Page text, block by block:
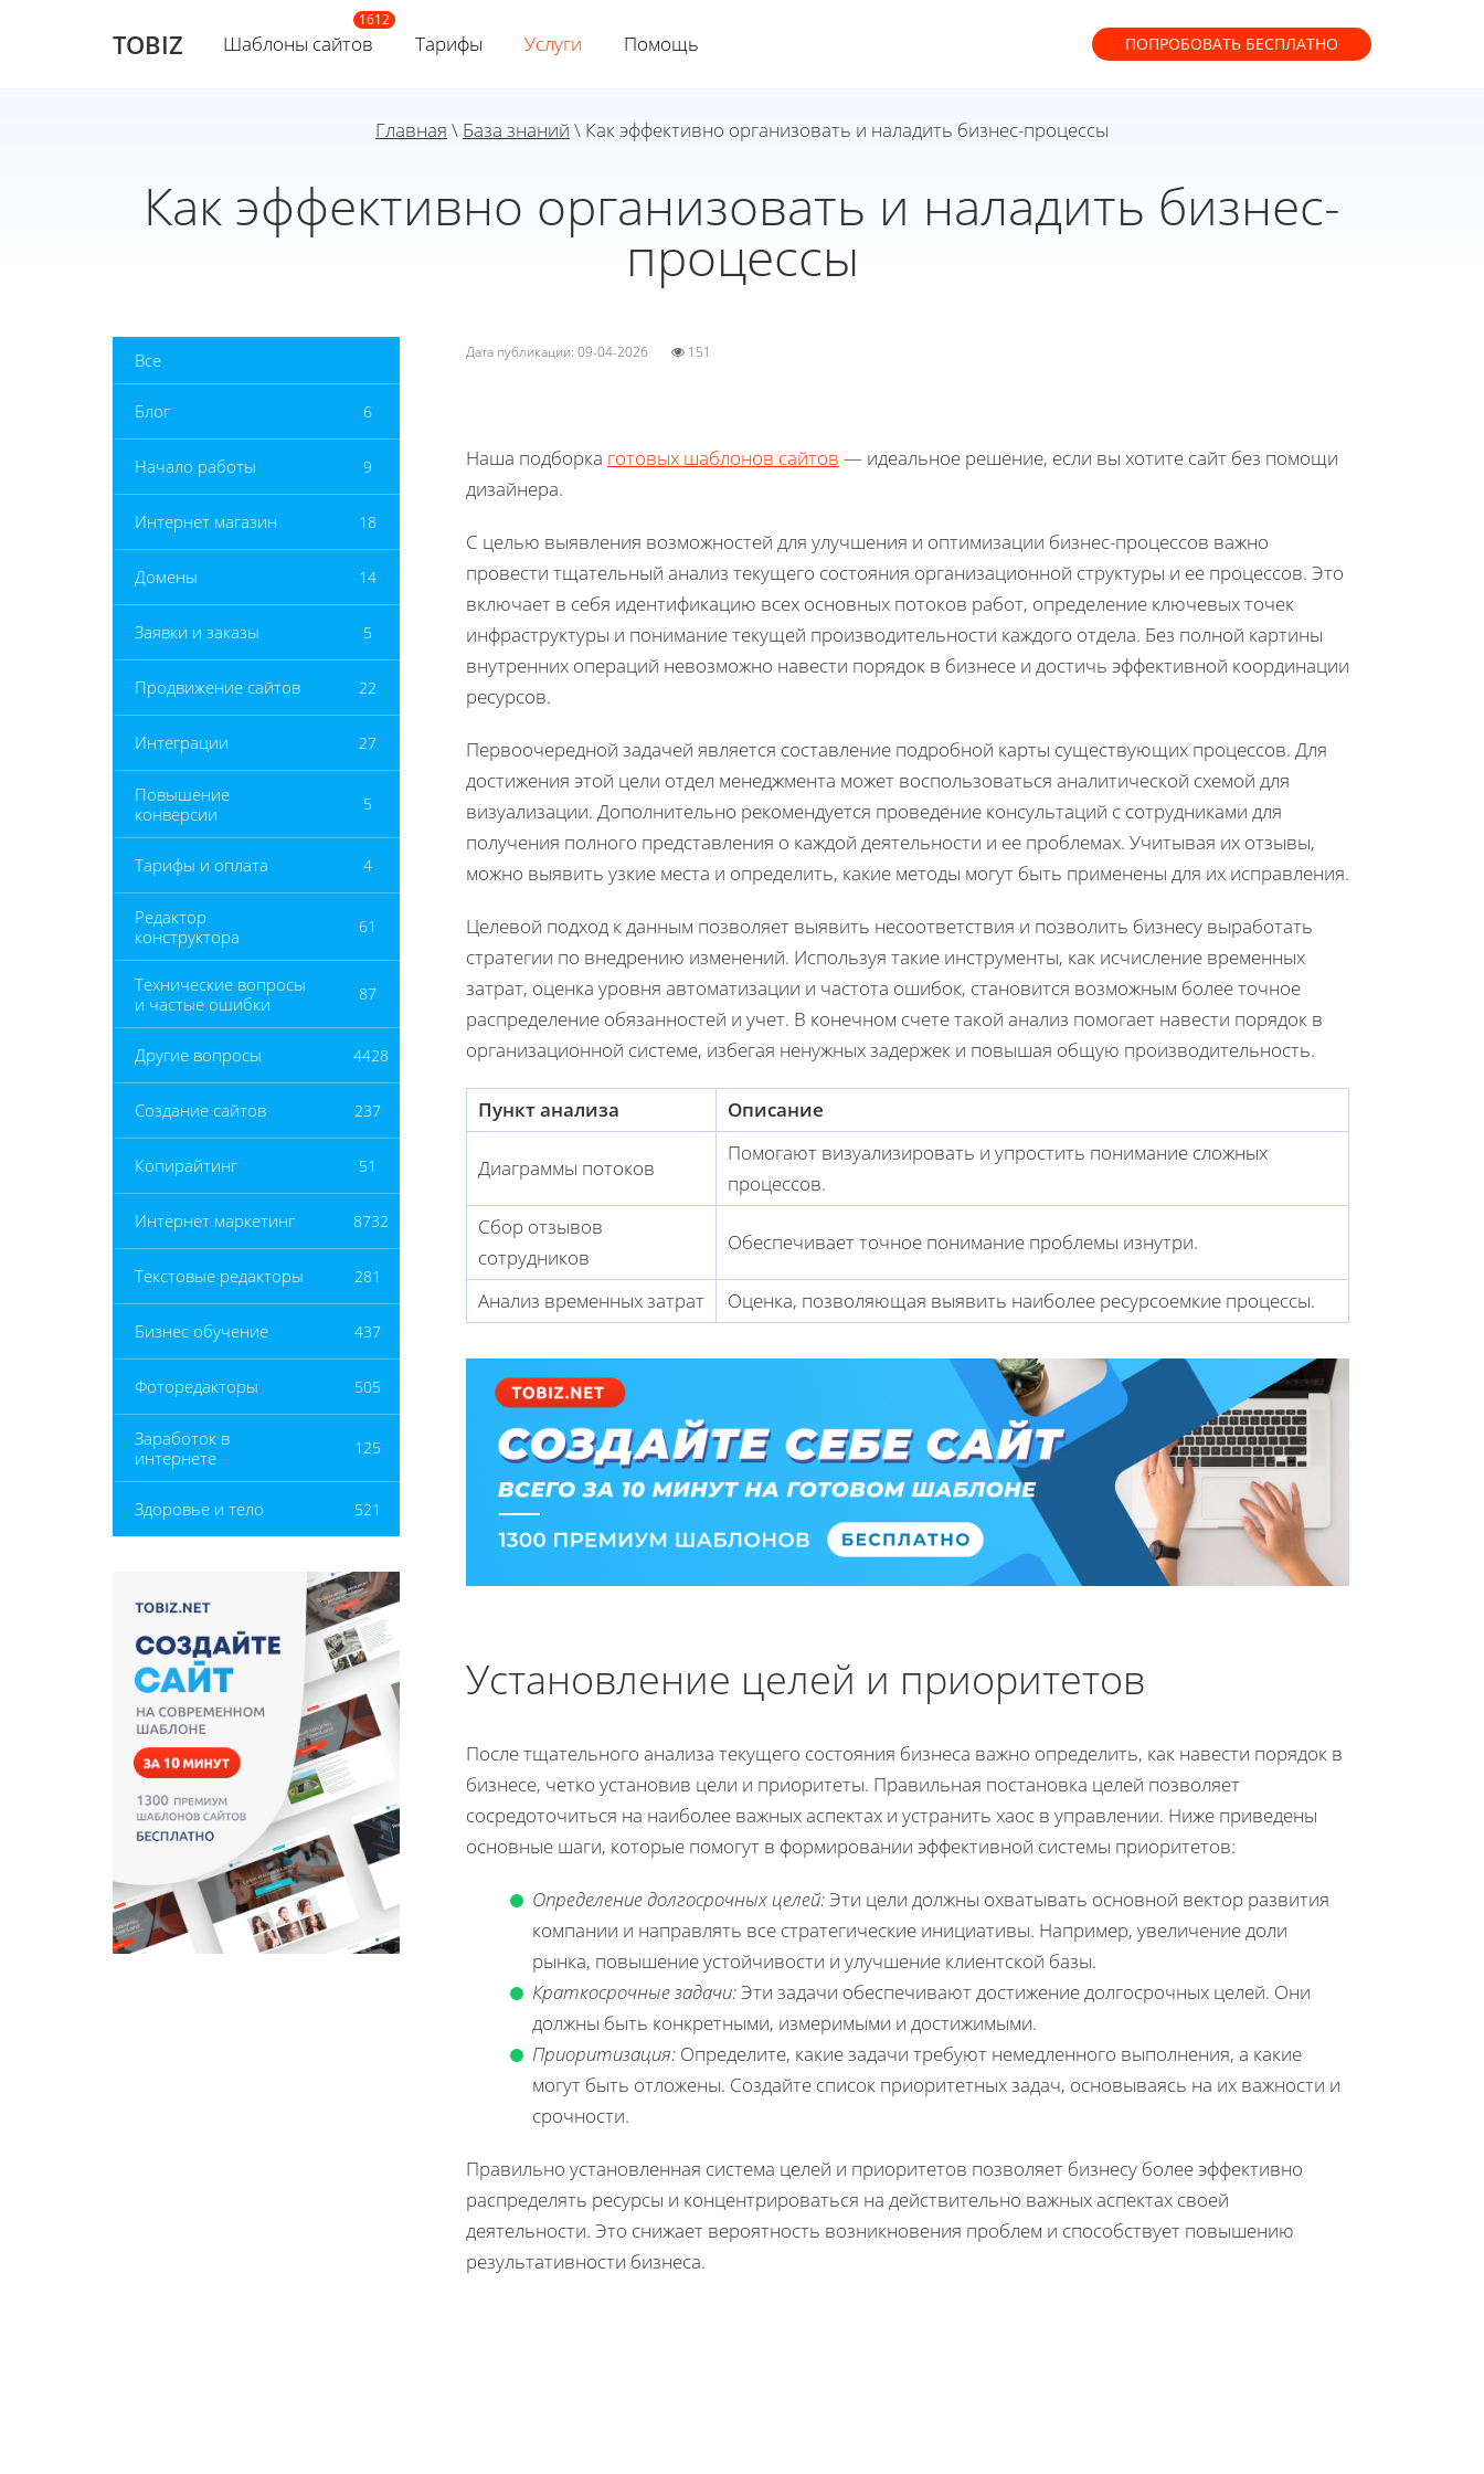
TOBIZ Шаблоны сайтов Тарифы Услуги Помощь ПОПРОБОВАТЬ БЕСПЛАТНО
Главная \ База знаний \ Как эффективно организовать и наладить бизнес-процессы
Как эффективно организовать и наладить бизнес-
процессы
Все
Блог 6
Начало работы 9
Интернет магазин 18
Домены 14
Заявки и заказы 5
Продвижение сайтов 22
Интеграции 27
Повышение
конверсии
5
Тарифы и оплата 4
Редактор
конструктора
61
Технические вопросы
и частые ошибки
87
Другие вопросы 4428
Создание сайтов 237
Копирайтинг 51
Интернет маркетинг 8732
Текстовые редакторы 281
Бизнес обучение 437
Фоторедакторы 505
Заработок в
интернете
125
Здоровье и тело 521
Дата публикации: 09-04-2026 151
Наша подборка готовых шаблонов сайтов — идеальное решение, если вы хотите сайт без помощи
дизайнера.
С целью выявления возможностей для улучшения и оптимизации бизнес-процессов важно
провести тщательный анализ текущего состояния организационной структуры и ее процессов. Это
включает в себя идентификацию всех основных потоков работ, определение ключевых точек
инфраструктуры и понимание текущей производительности каждого отдела. Без полной картины
внутренних операций невозможно навести порядок в бизнесе и достичь эффективной координации
ресурсов.
Первоочередной задачей является составление подробной карты существующих процессов. Для
достижения этой цели отдел менеджмента может воспользоваться аналитической схемой для
визуализации. Дополнительно рекомендуется проведение консультаций с сотрудниками для
получения полного представления о каждой деятельности и ее проблемах. Учитывая их отзывы,
можно выявить узкие места и определить, какие методы могут быть применены для их исправления.
Целевой подход к данным позволяет выявить несоответствия и позволить бизнесу выработать
стратегии по внедрению изменений. Используя такие инструменты, как исчисление временных
затрат, оценка уровня автоматизации и частота ошибок, становится возможным более точное
распределение обязанностей и учет. В конечном счете такой анализ помогает навести порядок в
организационной системе, избегая ненужных задержек и повышая общую производительность.
Пункт анализа Описание
Диаграммы потоков
Помогают визуализировать и упростить понимание сложных
процессов.
Сбор отзывов
сотрудников
Обеспечивает точное понимание проблемы изнутри.
Анализ временных затрат Оценка, позволяющая выявить наиболее ресурсоемкие процессы.
Установление целей и приоритетов
После тщательного анализа текущего состояния бизнеса важно определить, как навести порядок в
бизнесе, четко установив цели и приоритеты. Правильная постановка целей позволяет
сосредоточиться на наиболее важных аспектах и устранить хаос в управлении. Ниже приведены
основные шаги, которые помогут в формировании эффективной системы приоритетов:
Определение долгосрочных целей:Эти цели должны охватывать основной вектор развития
компании и направлять все стратегические инициативы. Например, увеличение доли
рынка, повышение устойчивости и улучшение клиентской базы.
Краткосрочные задачи:Эти задачи обеспечивают достижение долгосрочных целей. Они
должны быть конкретными, измеримыми и достижимыми.
Приоритизация: Определите, какие задачи требуют немедленного выполнения, а какие
могут быть отложены. Создайте список приоритетных задач, основываясь на их важности и
срочности.
Правильно установленная система целей и приоритетов позволяет бизнесу более эффективно
распределять ресурсы и концентрироваться на действительно важных аспектах своей
деятельности. Это снижает вероятность возникновения проблем и способствует повышению
результативности бизнеса.